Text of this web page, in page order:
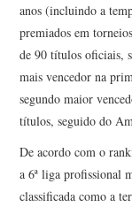
anos (incluindo a
premiados em
de 90 títulos oficiais,
mais vencedor na
segundo maior
títulos, seguido do
De acordo com o
a 6ª liga profissional
classificada como a